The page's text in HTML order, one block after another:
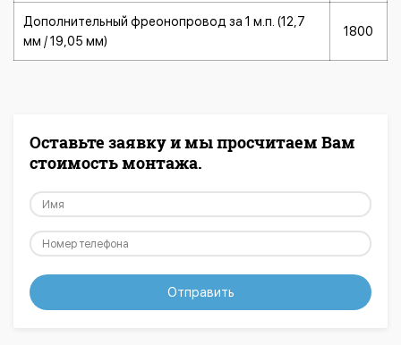
Дополнительный фреонопровод за 1 м.п. (12,7
мм / 19,05 мм)
1800
Оставьте заявку и мы просчитаем Вам
стоимость монтажа.
Отправить